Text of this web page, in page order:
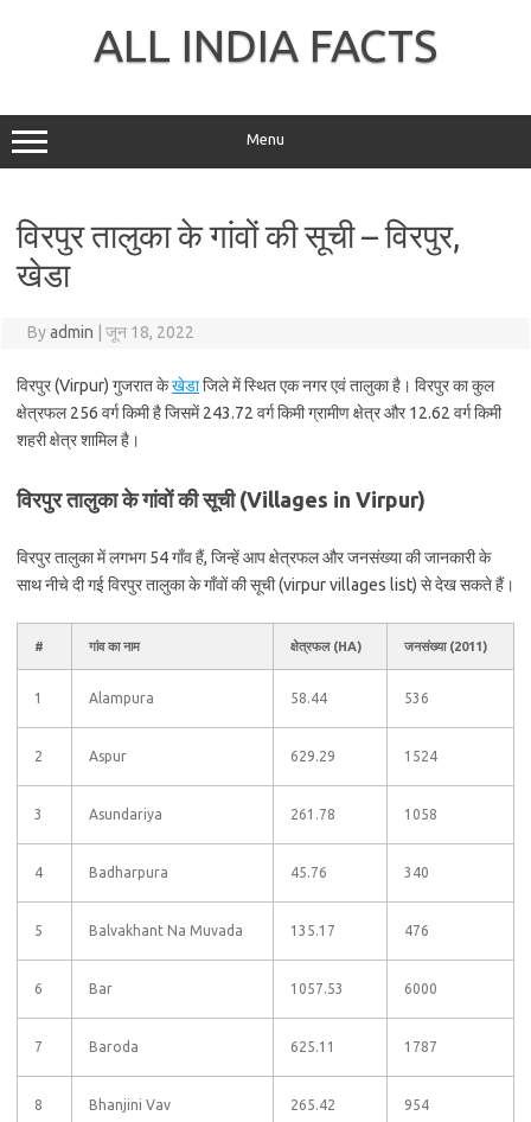
ALL INDIA FACTS
Menu
विरपुर तालुका के गांवों की सूची – विरपुर,
खेडा
Byadmin जून 18, 2022
विरपुर (Virpur) गुजरात केखेडाजिले में स्थित एक नगर एवं तालुका है। विरपुर का कुल
क्षेत्रफल 256 वर्ग किमी है जिसमें 243.72 वर्ग किमी ग्रामीण क्षेत्र और 12.62 वर्ग किमी
शहरी क्षेत्र शामिल है।
विरपुर तालुका के गांवों की सूची (Villages in Virpur)
विरपुर तालुका में लगभग 54 गाँव हैं, जिन्हें आप क्षेत्रफल और जनसंख्या की जानकारी के
साथ नीचे दी गई विरपुर तालुका के गाँवों की सूची (virpur villages list) से देख सकते हैं।
# गांव का नाम क्षेत्रफल (HA) जनसंख्या (2011)
1 Alampura 58.44 536
2 Aspur 629.29 1524
3 Asundariya 261.78 1058
4 Badharpura 45.76 340
5 Balvakhant Na Muvada 135.17 476
6 Bar 1057.53 6000
7 Baroda 625.11 1787
8 Bhanjini Vav 265.42 954